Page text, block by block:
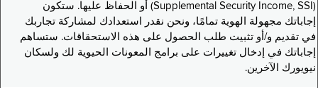
(Supplemental Security Income, SSI) أو الحفاظ عليها. ستكون
إجاباتك مجهولة الهوية تمامًا، ونحن نقدر استعدادك لمشاركة تجاربك
في تقديم و/أو تثبيت طلب الحصول على هذه الاستحقاقات. ستساهم
إجاباتك في إدخال تغييرات على برامج المعونات الحيوية لك ولسكان
نيويورك الآخرين.